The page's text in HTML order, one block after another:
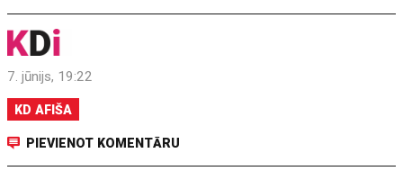
7. jūnijs, 19:22
KD AFIŠA
PIEVIENOT KOMENTĀRU